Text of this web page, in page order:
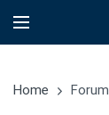
Home Forum